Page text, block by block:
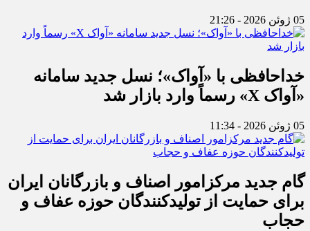
05 ژوئن 2026 - 21:26
خداحافظی با «آواک»؛ نسل جدید سامانه
«آواک X» رسماً وارد بازار شد
05 ژوئن 2026 - 11:34
گام جدید مرکزامور اصناف و بازرگانان ایران
برای حمایت از تولیدکنندگان حوزه عفاف و
حجاب